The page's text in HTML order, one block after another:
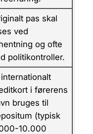
pas skal
ved
og ofte
politikontroller.
internationalt
i førerens
bruges til
(typisk
10.000